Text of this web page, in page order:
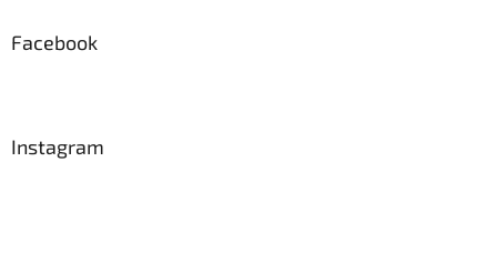
Facebook
Instagram